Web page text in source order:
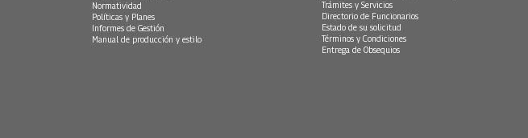
Normatividad
Políticas y Planes
Informes de Gestión
Manual de producción y estilo
Trámites y Servicios
Directorio de Funcionarios
Estado de su solicitud
Términos y Condiciones
Entrega de Obsequios